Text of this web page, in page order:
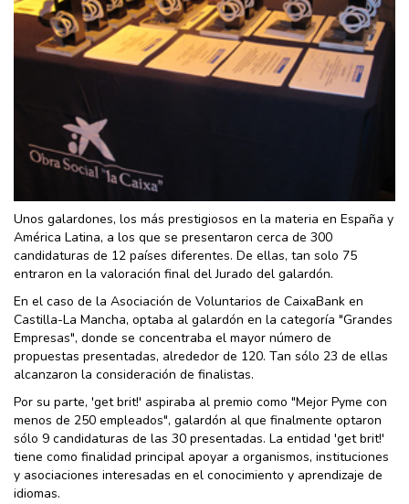
Unos galardones, los más prestigiosos en la materia en España y
América Latina, a los que se presentaron cerca de 300
candidaturas de 12 países diferentes. De ellas, tan solo 75
entraron en la valoración final del Jurado del galardón.
En el caso de la Asociación de Voluntarios de CaixaBank en
Castilla-La Mancha, optaba al galardón en la categoría "Grandes
Empresas", donde se concentraba el mayor número de
propuestas presentadas, alrededor de 120. Tan sólo 23 de ellas
alcanzaron la consideración de finalistas.
Por su parte, 'get brit!' aspiraba al premio como "Mejor Pyme con
menos de 250 empleados", galardón al que finalmente optaron
sólo 9 candidaturas de las 30 presentadas. La entidad 'get brit!'
tiene como finalidad principal apoyar a organismos, instituciones
y asociaciones interesadas en el conocimiento y aprendizaje de
idiomas.